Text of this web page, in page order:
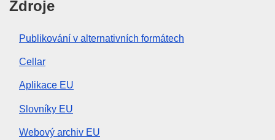
Zdroje
Publikování v alternativních formátech
Cellar
Aplikace EU
Slovníky EU
Webový archiv EU